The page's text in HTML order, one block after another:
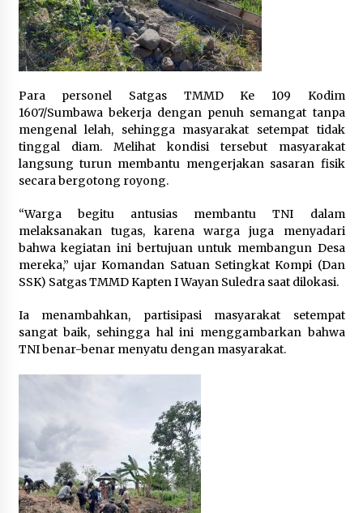
Para personel Satgas TMMD Ke 109 Kodim
1607/Sumbawa bekerja dengan penuh semangat tanpa
mengenal lelah, sehingga masyarakat setempat tidak
tinggal diam. Melihat kondisi tersebut masyarakat
langsung turun membantu mengerjakan sasaran fisik
secara bergotong royong.
“Warga begitu antusias membantu TNI dalam
melaksanakan tugas, karena warga juga menyadari
bahwa kegiatan ini bertujuan untuk membangun Desa
mereka,” ujar Komandan Satuan Setingkat Kompi (Dan
SSK) Satgas TMMD Kapten I Wayan Suledra saat dilokasi.
Ia menambahkan, partisipasi masyarakat setempat
sangat baik, sehingga hal ini menggambarkan bahwa
TNI benar-benar menyatu dengan masyarakat.